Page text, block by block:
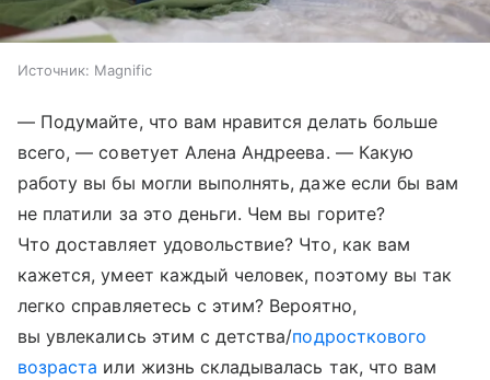
Источник: Magnific
— Подумайте, что вам нравится делать больше
всего, — советует Алена Андреева. — Какую
работу вы бы могли выполнять, даже если бы вам
не платили за это деньги. Чем вы горите?
Что доставляет удовольствие? Что, как вам
кажется, умеет каждый человек, поэтому вы так
легко справляетесь с этим? Вероятно,
вы увлекались этим с детства/подросткового
возраста или жизнь складывалась так, что вам